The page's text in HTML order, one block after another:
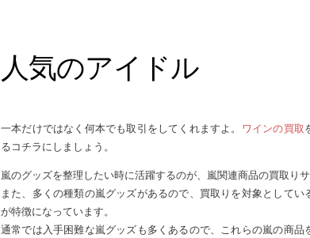
人気のアイドル
一本だけではなく何本でも取引をしてくれますよ。 ワインの買取
るコチラにしましょう。
嵐のグッズを整理したい時に活躍するのが、嵐関連商品の買取りサ
また、多くの種類の嵐グッズがあるので、買取りを対象として
が特徴になっています。
通常では入手困難な嵐グッズも多くあるので、これらの嵐の商品